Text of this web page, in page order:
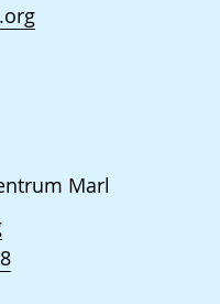
Marl